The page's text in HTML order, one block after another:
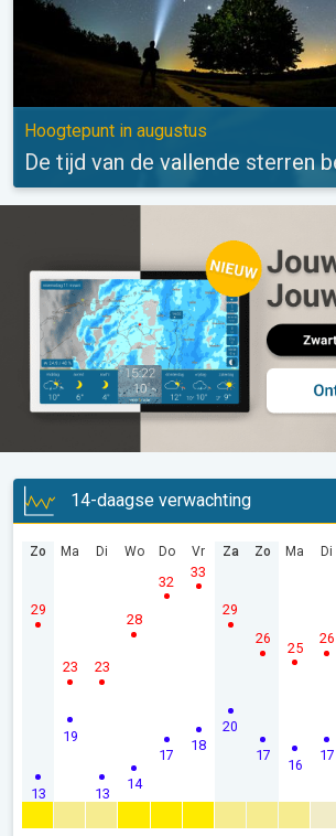
Hoogtepunt in augustus
De tijd van de vallende sterren
14-daagse verwachting
Zo
13
29
Ma
19
23
Di
13
23
Wo
14
28
Do
17
32
Vr
18
33
Za
20
29
Zo
17
26
Ma
16
25
Di
17
26